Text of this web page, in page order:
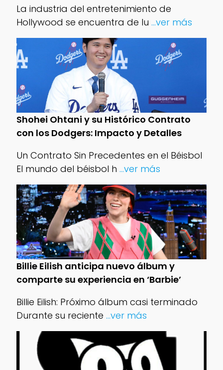
La industria del entretenimiento de
Hollywood se encuentra de lu ...ver más
Shohei Ohtani y su Histórico Contrato
con los Dodgers: Impacto y Detalles
Un Contrato Sin Precedentes en el Béisbol
El mundo del béisbol h ...ver más
Billie Eilish anticipa nuevo álbum y
comparte su experiencia en ‘Barbie’
Billie Eilish: Próximo álbum casi terminado
Durante su reciente ...ver más